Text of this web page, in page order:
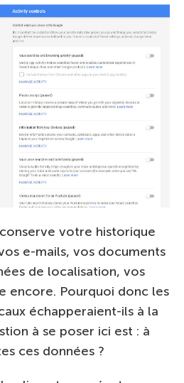
votre historique
e-mails, vos documents
de localisation, vos
encore. Pourquoi donc les
échapperaient-ils à la
à se poser ici est : à
ces données ?